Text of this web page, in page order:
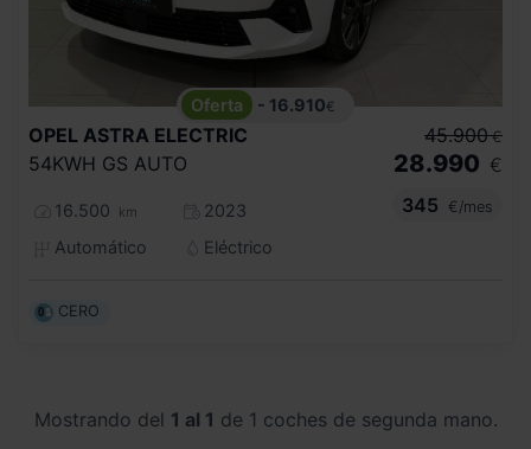
- 16.910€
OPEL ASTRA ELECTRIC
54KWH GS AUTO
16.500 km
2023
Automático
Eléctrico
45.900 €
28.990 €
345
€/mes
CERO
Mostrando del 1 al 1 de 1 coches de segunda mano.